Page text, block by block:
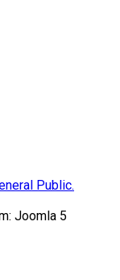
Public.
Joomla 5